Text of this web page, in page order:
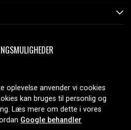
oplevelse anvender vi cookies
kan bruges til personlig og
Læs mere om dette i vores
Google behandler